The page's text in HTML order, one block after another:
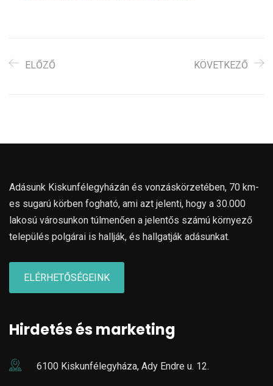
ELŐZŐ KÖVETKEZŐ
Adásunk Kiskunfélegyházán és vonzáskörzetében, 70 km-
es sugarú körben fogható, ami azt jelenti, hogy a 30.000
lakosú városunkon túlmenően a jelentős számú környező
település polgárai is hallják, és hallgatják adásunkat.
ELÉRHETŐSÉGEINK
Hirdetés és marketing
6100 Kiskunfélegyháza, Ady Endre u. 12.